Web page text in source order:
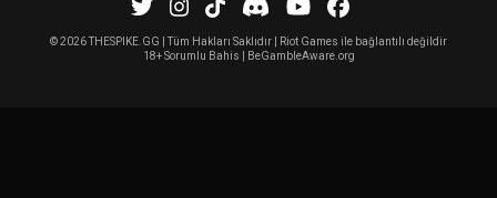
©2026 THESPIKE.GG | Tüm Hakları Saklıdır | Riot Games ile bağlantılı değildir
18+ Sorumlu Bahis | BeGambleAware.org